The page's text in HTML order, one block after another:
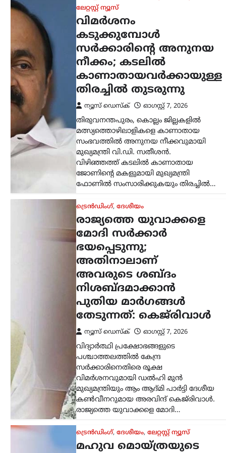
മോദി സർക്കാർ
ഭയപ്പെടുന്നു;
അതിനാലാണ്
അവരുടെ ശബ്ദം
നിശബ്ദമാക്കാൻ
പുതിയ മാർഗങ്ങൾ
തേടുന്നത്: കെജ്‌രിവാൾ
ന്യൂസ് ഡെസ്ക് ഓഗസ്റ്റ്‌ 7, 2026
വിദ്യാർത്ഥി പ്രക്ഷോഭങ്ങളുടെ
പശ്ചാത്തലത്തിൽ കേന്ദ്ര
സർക്കാരിനെതിരെ രൂക്ഷ
വിമർശനവുമായി ഡൽഹി മുൻ
മുഖ്യമന്ത്രിയും ആം ആദ്മി പാർട്ടി ദേശീയ
കൺവീനറുമായ അരവിന്ദ് കെജ്‌രിവാൾ.
രാജ്യത്തെ യുവാക്കളെ മോദി…
ട്രെൻഡിംഗ്, ദേശീയം,
മഹുവ മൊയ്ത്രയുടെ
ഹർജി സുപ്രീം കോടതി
തള്ളി; അന്വേഷണ
ഉദ്യോഗസ്ഥന് മുന്നിൽ
നേരിട്ട്
ഹാജരാകണമെന്ന്
നിർദേശം
ന്യൂസ് ഡെസ്ക് ഓഗസ്റ്റ്‌ 7, 2026
അക്രമത്തിന് പ്രേരിപ്പിക്കുന്ന
തരത്തിലുള്ള
പൊതുപ്രസ്താവനകളുമായി ബന്ധപ്പെട്ട
കേസിൽ അന്വേഷണ ഉദ്യോഗസ്ഥന്
മുന്നിൽ വീഡിയോ
കോൺഫറൻസിംഗിലൂടെ ഹാജരാകാൻ
അനുമതി തേടി തൃണമൂൽ കോൺഗ്രസ്
എംപി മഹുവ മൊയ്ത്ര സമർപ്പിച്ച…
കേരളം,തിരുവനന്തപുരം,ലേറ്റസ്റ്റ് ന്യൂസ്
കേന്ദ്ര സഹായം